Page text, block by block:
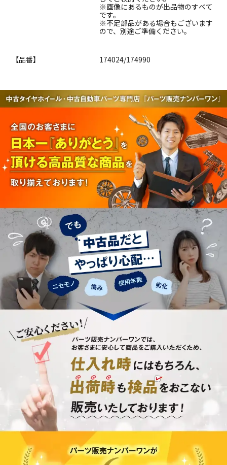
※画像にあるものが出品物のすべて
です。
※不足部品がある場合もございます
ので、別途ご準備ください。
【品番】 174024/174990